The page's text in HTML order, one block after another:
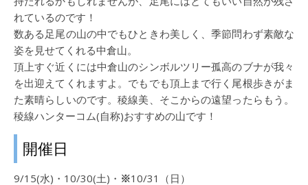
れているのです！
数ある足尾の山の中でもひときわ美しく、季節問わず素敵な
姿を見せてくれる中倉山。
頂上すぐ近くには中倉山のシンボルツリー孤高のブナが我々
を出迎えてくれますよ。でもでも頂上まで行く尾根歩きがま
た素晴らしいのです。稜線美、そこからの遠望ったらもう。
稜線ハンターコム(自称)おすすめの山です！
開催日
9/15(水)・10/30(土)・ ※10/31（日）